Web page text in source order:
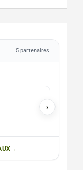
5 partenaires
›